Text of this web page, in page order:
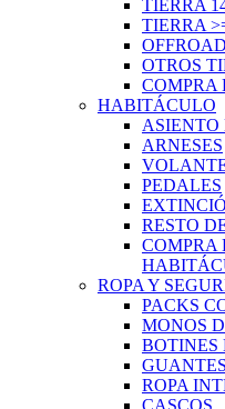
TIERRA
TIERRA
OTROS
COMPRA
HABITÁCULO
ARNESES
PEDALES
RESTO
COMPRA
ROPA Y
PACKS
MONOS
BOTINES
GUANTES
ROPA
CASCOS